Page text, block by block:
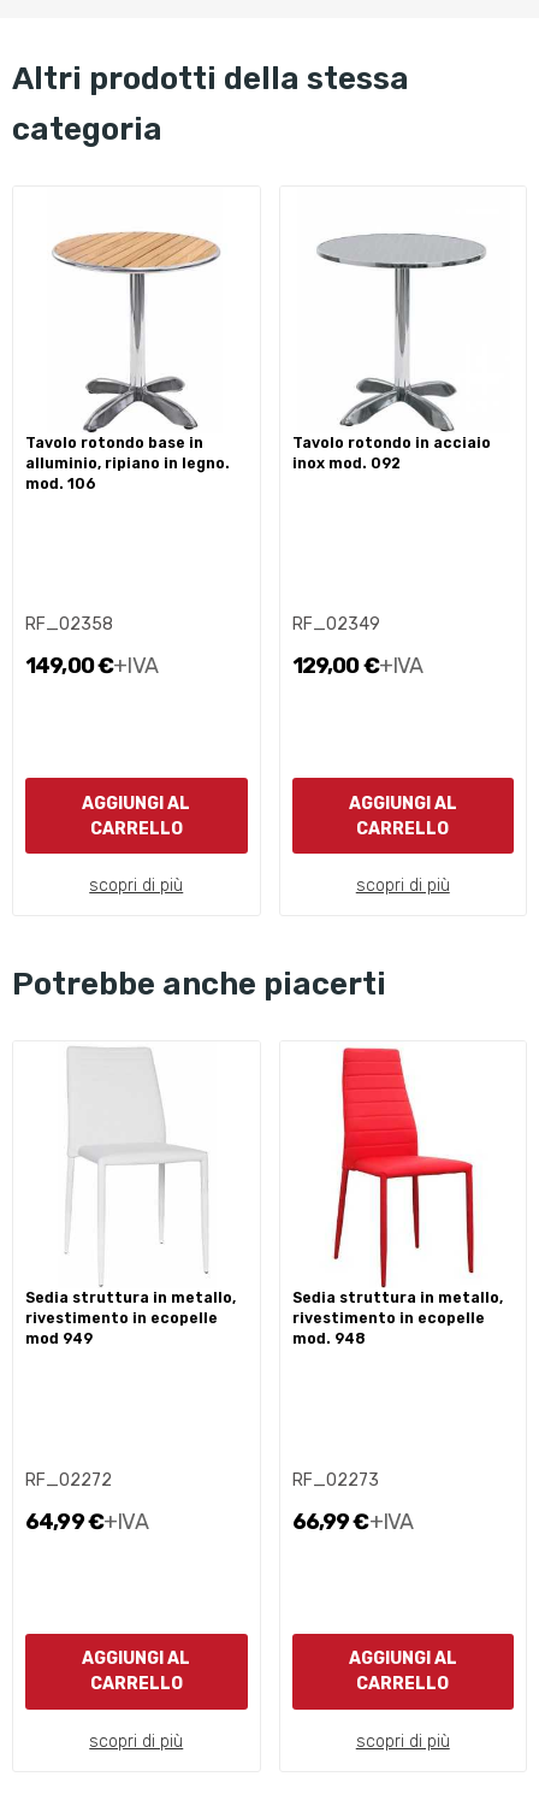
altri prodotti della stessa
categoria
tavolo rotondo base in
alluminio, ripiano in legno.
mod. 106
RF_02358
149,00 €+IVA
AGGIUNGI AL
CARRELLO
scopri di più
tavolo rotondo in acciaio
inox mod. 092
RF_02349
129,00 €+IVA
AGGIUNGI AL
CARRELLO
scopri di più
Potrebbe anche piacerti
sedia struttura in metallo,
rivestimento in ecopelle
mod 949
RF_02272
64,99 €+IVA
AGGIUNGI AL
CARRELLO
scopri di più
sedia struttura in metallo,
rivestimento in ecopelle
mod. 948
RF_02273
66,99 €+IVA
AGGIUNGI AL
CARRELLO
scopri di più